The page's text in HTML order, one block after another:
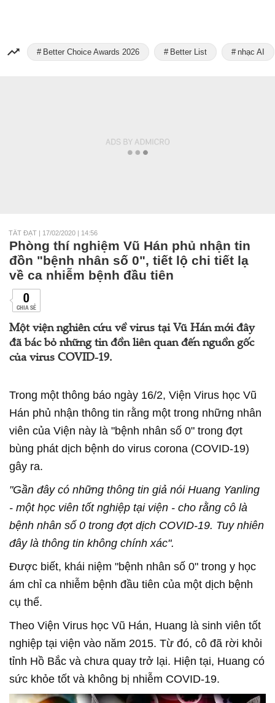
Better Choice Awards 2026 Better List nhạc AI
TẤT ĐẠT | 17/02/2020 | 14:56
Phòng thí nghiệm Vũ Hán phủ nhận tin
đồn "bệnh nhân số 0", tiết lộ chi tiết lạ
về ca nhiễm bệnh đầu tiên
0
CHIA SẺ
Một viện nghiên cứu về virus tại Vũ Hán mới đây
đã bác bỏ những tin đồn liên quan đến nguồn gốc
của virus COVID-19.
Trong một thông báo ngày 16/2, Viện Virus học Vũ
Hán phủ nhận thông tin rằng một trong những nhân
viên của Viện này là "bệnh nhân số 0" trong đợt
bùng phát dịch bệnh do virus corona (COVID-19)
gây ra.
"Gần đây có những thông tin giả nói Huang Yanling
- một học viên tốt nghiệp tại viện - cho rằng cô là
bệnh nhân số 0 trong đợt dịch COVID-19. Tuy nhiên
đây là thông tin không chính xác".
Được biết, khái niệm "bệnh nhân số 0" trong y học
ám chỉ ca nhiễm bệnh đầu tiên của một dịch bệnh
cụ thể.
Theo Viện Virus học Vũ Hán, Huang là sinh viên tốt
nghiệp tại viện vào năm 2015. Từ đó, cô đã rời khỏi
tỉnh Hồ Bắc và chưa quay trở lại. Hiện tại, Huang có
sức khỏe tốt và không bị nhiễm COVID-19.